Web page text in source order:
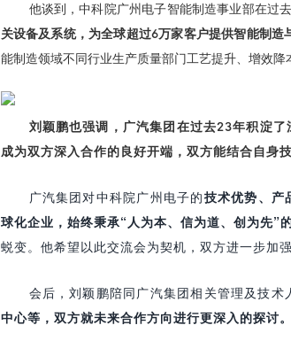
他谈到，中科院广州电子智能制造事业部在过
关设备及系统，为全球超过6万家客户提供智能制
能制造领域不同行业生产质量部门工艺提升、增效降
刘颖鹏也强调，广汽集团在过去23年积淀
成为双方深入合作的良好开端，双方能结合自身
广汽集团对中科院广州电子的技术优势、产
球化企业，始终秉承“人为本、信为道、创为先”
蜕变。他希望以此交流会为契机，双方进一步加
会后，刘颖鹏陪同广汽集团相关管理及技术
中心等，双方就未来合作方向进行更深入的探讨。